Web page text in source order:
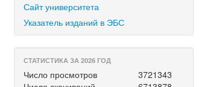
Сайт университета
Указатель изданий в ЭБС
СТАТИСТИКА ЗА 2026 ГОД
Число просмотров
3721343